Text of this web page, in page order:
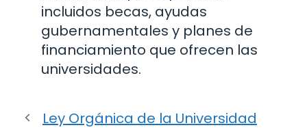
incluidos becas, ayudas
gubernamentales y planes de
financiamiento que ofrecen las
universidades.
Ley Orgánica de la Universidad